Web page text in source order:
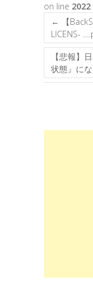
on line 2022
←
【
LICENS-
【悲報】
状態』に